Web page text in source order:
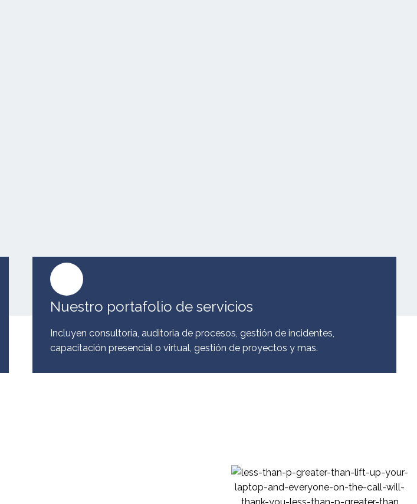
Nuestro portafolio de servicios
Incluyen consultoría, auditoria de procesos, gestión de incidentes,
capacitación presencial o virtual, gestión de proyectos y mas.